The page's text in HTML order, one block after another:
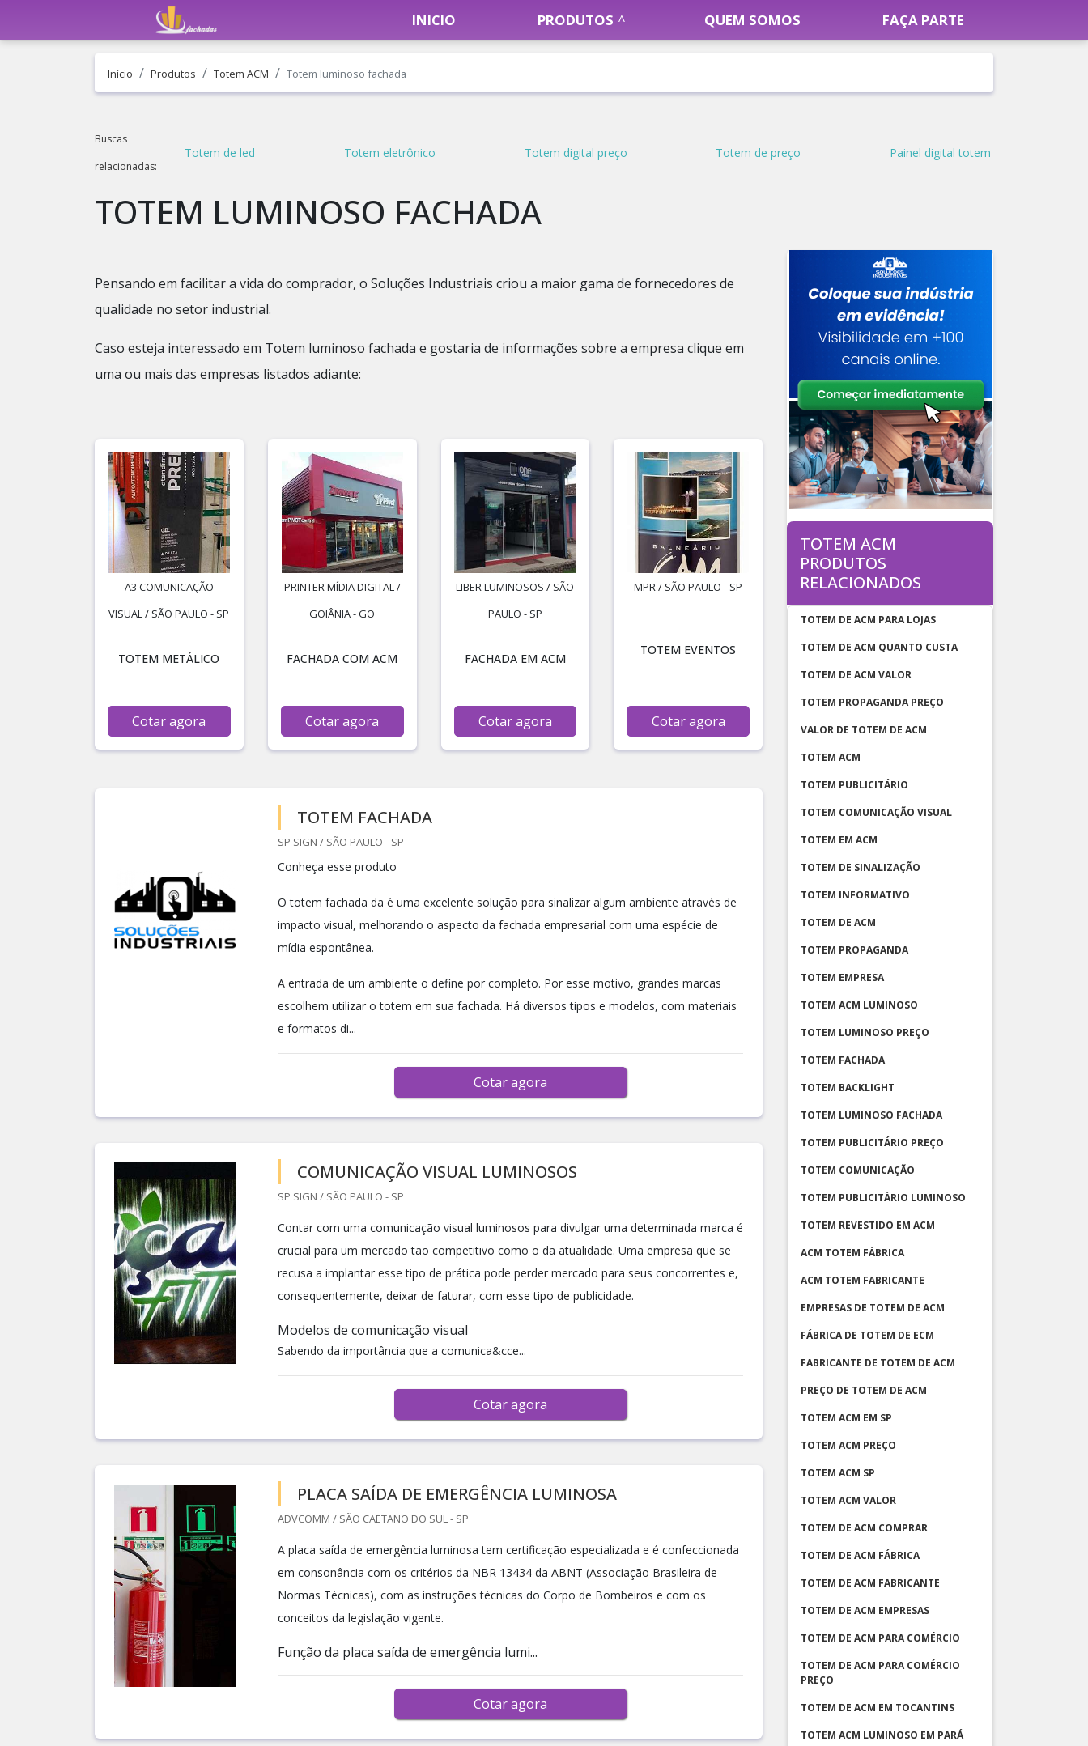
INICIO PRODUTOS QUEM SOMOS FAÇA PARTE
Início Produtos Totem ACM Totem luminoso fachada
Buscas
relacionadas:
Totem de led Totem eletrônico Totem digital preço Totem de preço Painel digital totem
TOTEM LUMINOSO FACHADA
Pensando em facilitar a vida do comprador, o Soluções Industriais criou a maior gama de fornecedores de
qualidade no setor industrial.
Caso esteja interessado em Totem luminoso fachada e gostaria de informações sobre a empresa clique em
uma ou mais das empresas listados adiante:
A3 COMUNICAÇÃO
VISUAL / SÃO PAULO - SP
TOTEM METÁLICO
Cotar agora
PRINTER MÍDIA DIGITAL /
GOIÂNIA - GO
FACHADA COM ACM
Cotar agora
LIBER LUMINOSOS / SÃO
PAULO - SP
FACHADA EM ACM
Cotar agora
MPR / SÃO PAULO - SP
TOTEM EVENTOS
Cotar agora
TOTEM FACHADA
SP SIGN / SÃO PAULO - SP
Conheça esse produto
O totem fachada da é uma excelente solução para sinalizar algum ambiente através de
impacto visual, melhorando o aspecto da fachada empresarial com uma espécie de
mídia espontânea.
A entrada de um ambiente o define por completo. Por esse motivo, grandes marcas
escolhem utilizar o totem em sua fachada. Há diversos tipos e modelos, com materiais
e formatos di...
Cotar agora
COMUNICAÇÃO VISUAL LUMINOSOS
SP SIGN / SÃO PAULO - SP
Contar com uma comunicação visual luminosos para divulgar uma determinada marca é
crucial para um mercado tão competitivo como o da atualidade. Uma empresa que se
recusa a implantar esse tipo de prática pode perder mercado para seus concorrentes e,
consequentemente, deixar de faturar, com esse tipo de publicidade.
Modelos de comunicação visual
Sabendo da importância que a comunica&cce...
Cotar agora
PLACA SAÍDA DE EMERGÊNCIA LUMINOSA
ADVCOMM / SÃO CAETANO DO SUL - SP
A placa saída de emergência luminosa tem certificação especializada e é confeccionada
em consonância com os critérios da NBR 13434 da ABNT (Associação Brasileira de
Normas Técnicas), com as instruções técnicas do Corpo de Bombeiros e com os
conceitos da legislação vigente.
Função da placa saída de emergência lumi...
Cotar agora
TOTEM ACM
PRODUTOS
RELACIONADOS
TOTEM DE ACM PARA LOJAS
TOTEM DE ACM QUANTO CUSTA
TOTEM DE ACM VALOR
TOTEM PROPAGANDA PREÇO
VALOR DE TOTEM DE ACM
TOTEM ACM
TOTEM PUBLICITÁRIO
TOTEM COMUNICAÇÃO VISUAL
TOTEM EM ACM
TOTEM DE SINALIZAÇÃO
TOTEM INFORMATIVO
TOTEM DE ACM
TOTEM PROPAGANDA
TOTEM EMPRESA
TOTEM ACM LUMINOSO
TOTEM LUMINOSO PREÇO
TOTEM FACHADA
TOTEM BACKLIGHT
TOTEM LUMINOSO FACHADA
TOTEM PUBLICITÁRIO PREÇO
TOTEM COMUNICAÇÃO
TOTEM PUBLICITÁRIO LUMINOSO
TOTEM REVESTIDO EM ACM
ACM TOTEM FÁBRICA
ACM TOTEM FABRICANTE
EMPRESAS DE TOTEM DE ACM
FÁBRICA DE TOTEM DE ECM
FABRICANTE DE TOTEM DE ACM
PREÇO DE TOTEM DE ACM
TOTEM ACM EM SP
TOTEM ACM PREÇO
TOTEM ACM SP
TOTEM ACM VALOR
TOTEM DE ACM COMPRAR
TOTEM DE ACM FÁBRICA
TOTEM DE ACM FABRICANTE
TOTEM DE ACM EMPRESAS
TOTEM DE ACM PARA COMÉRCIO
TOTEM DE ACM PARA COMÉRCIO
PREÇO
TOTEM DE ACM EM TOCANTINS
TOTEM ACM LUMINOSO EM PARÁ